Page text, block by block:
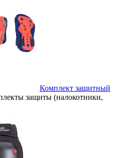
Комплект защитный
защиты (налокотники,